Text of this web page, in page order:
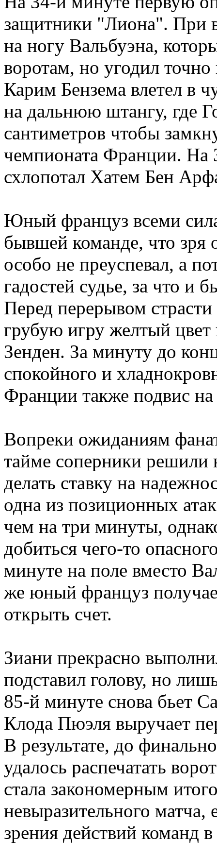
защитники "Лиона". При
на ногу Вальбуэна,
воротам, но угодил
Карим Бензема влетел в
на дальнюю штангу, где
сантиметров чтобы
чемпионата Франции. На
схлопотал Хатем Бен
Юный француз всеми
бывшей команде, что зря
особо не преуспевал, а
гадостей судье, за что и
Перед перерывом
грубую игру желтый цвет
Зенден. За минуту до
спокойного и
Франции также подвис
Вопреки ожиданиям
тайме соперники решили
делать ставку на
одна из позиционных
чем на три минуты,
добиться чего-то
минуте на поле вместо
же юный француз
открыть счет.
Зиани прекрасно
подставил голову, но
85-й минуте снова бьет
Клода Пюэля выручает
В результате, до
удалось распечатать
стала закономерным
невыразительного
зрения действий команд в